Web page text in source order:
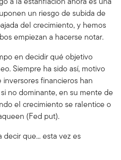
un riesgo de subida de
del crecimiento, y hemos
empiezan a hacerse notar.
en decidir qué objetivo
Siempre ha sido así, motivo
financieros han
no dominante, en su mente de
el crecimiento se ralentice o
(Fed put).
que... esta vez es